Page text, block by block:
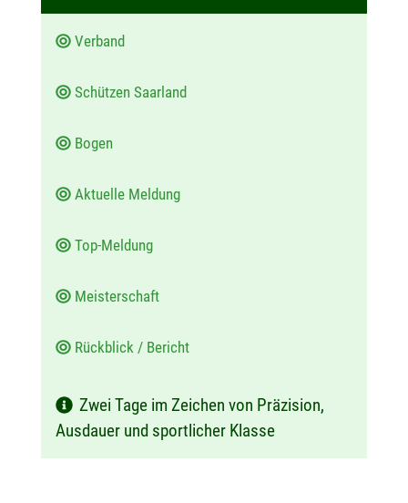
:
Verband
Schützen Saarland
Bogen
Aktuelle Meldung
Top-Meldung
Meisterschaft
Rückblick / Bericht
Zwei Tage im Zeichen von Präzision,
Ausdauer und sportlicher Klasse